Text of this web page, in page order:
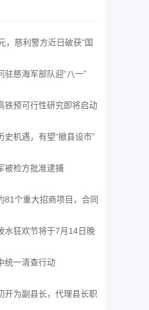
，慈利警方近日破获“国
驻慈海军部队迎“八一”
铁预可行性研究即将启动
史机遇，有望“撤县设市”
被检方批准逮捕
81个重大招商项目，合同
水狂欢节将于7月14日晚
统一清查行动
开为副县长，代理县长职